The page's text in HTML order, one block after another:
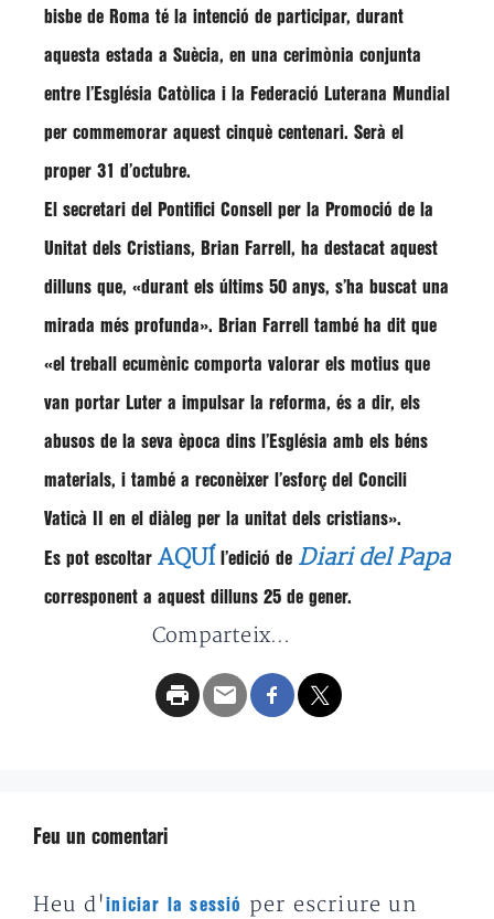
bisbe de Roma té la intenció de participar, durant
aquesta estada a Suècia, en una cerimònia conjunta
entre l’Església Catòlica i la Federació Luterana Mundial
per commemorar aquest cinquè centenari. Serà el
proper 31 d’octubre.
El secretari del Pontifici Consell per la Promoció de la
Unitat dels Cristians, Brian Farrell , ha destacat aquest
dilluns que, «durant els últims 50 anys, s’ha buscat una
mirada més profunda». Brian Farrell també ha dit que
«el treball ecumènic comporta valorar els motius que
van portar Luter a impulsar la reforma, és a dir, els
abusos de la seva època dins l’Església amb els béns
materials, i també a reconèixer l’esforç del Concili
Vaticà II en el diàleg per la unitat dels cristians».
Es pot escoltar AQUÍ l’edició de Diari del Papa
corresponent a aquest dilluns 25 de gener.
Comparteix...
Feu un comentari
Heu d'iniciar la sessió
per escriure un